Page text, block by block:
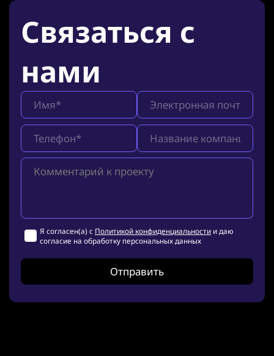
Связаться с
нами
Я согласен(а) с Политикой конфиденциальности и даю
согласие на обработку персональных данных